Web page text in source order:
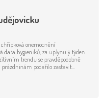
chřipková onemocnění
data hygieniků, za uplynulý týden
trendu se pravděpodobně
podařilo zastavit...